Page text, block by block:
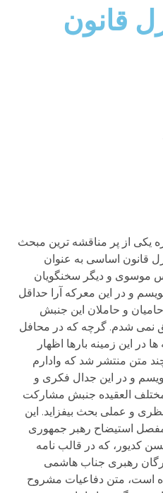
قانون
یکی از پر مناقشه ترین مبحث
قانون اساسی به عنوان
موسوی و دیگر سخنگویان
و در این معرکه آرا حداقل
و حاملان این جنبش
نمی شدم. گرچه که در محافل
در این زمینه بارها اظهار
متن منتشر شد که وادارم
و در این جدال فکری و
العقیده جنبش مشارکت
و عملی بحث بیفزاید. این
استیضاح رهبر جمهوری
کدیور، که در قالب نامه
رهبری جناب هاشمی
است، متن دفاعیات مشروح